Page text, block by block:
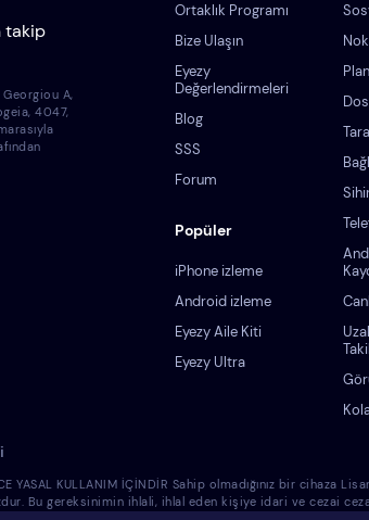
takip
Ortaklık Programı
Bize Ulaşın
Eyezy
Değerlendirmeleri
Blog
SSS
Forum
Popüler
iPhone izleme
Android izleme
Eyezy Aile Kiti
Eyezy Ultra
Georgiou A,
4047,
YASAL KULLANIM İÇİNDİR Sahip olmadığınız bir cihaza
Bu gereksinimin ihlali, ihlal eden kişiye idari ve cezai